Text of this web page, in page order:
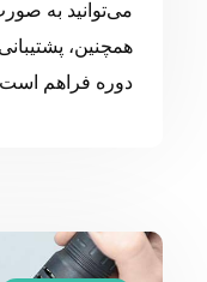
می‌توانید به
همچنین،
دوره فراهم